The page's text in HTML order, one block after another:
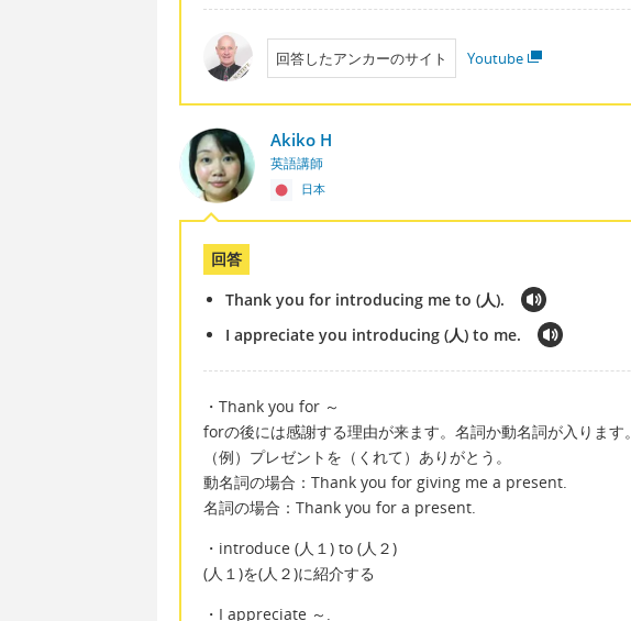
回答したアンカーのサイト Youtube
Akiko H
英語講師
日本
回答
Thank you for introducing me to (人).
I appreciate you introducing (人) to me.
・Thank you for ～
forの後には感謝する理由が来ます。名詞か動名詞が入ります。
（例）プレゼントを（くれて）ありがとう。
動名詞の場合：Thank you for giving me a present.
名詞の場合：Thank you for a present.
・introduce (人１) to (人２)
(人１)を(人２)に紹介する
・I appreciate ～.